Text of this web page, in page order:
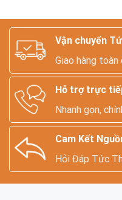
Vận chuyển
Giao hàng toàn
Hỗ trợ trực
Nhanh gọn,
Cam Kết
Hỏi Đáp Tức